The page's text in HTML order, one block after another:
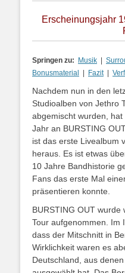
Erscheinungsjahr
Springen zu: Musik
Bonusmaterial
Fazit|
Nachdem nun in den
Studioalben von Jethro
abgemischt wurden,
Jahr an BURSTING
ist das erste Livealbum
heraus. Es ist etwas
10 Jahre Bandhistorie
Fans das erste Mal
präsentieren konnte.
BURSTING OUT
Tour aufgenommen. Im
dass der Mitschnitt in
Wirklichkeit waren es
Deutschland, aus